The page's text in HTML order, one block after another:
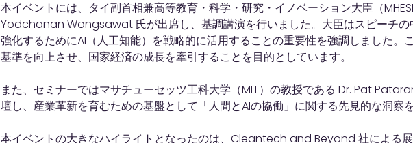
本イベントには、タイ副首相兼高等教育・科学・研究・イノベーション大臣（
Yodchanan Wongsawat 氏が出席し、基調講演を行いました。大臣はスピーチの
強化するためにAI（人工知能）を戦略的に活用することの重要性を強調しました。
基準を向上させ、国家経済の成長を牽引することを目的としています。
また、セミナーではマサチューセッツ工科大学（MIT）の教授である Dr. Pat
壇し、産業革新を育むための基盤として「人間とAIの協働」に関する先見的な洞察
本イベントの大きなハイライトとなったのは、Cleantech and Beyond 社による